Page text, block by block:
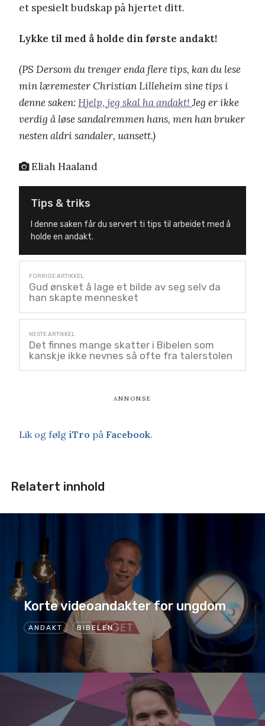
et spesielt budskap på hjertet ditt.
Lykke til med å holde din første andakt!
(PS Dersom du trenger enda flere tips, kan du lese
min læremester Christian Lilleheim sine tips i
denne saken: Hjelp, jeg skal ha andakt!Jeg er ikke
verdig å løse sandalremmen hans, men han bruker
nesten aldri sandaler, uansett.)
Eliah Haaland
Tips & triks
I denne saken får du servert ti tips til arbeidet med å
holde en andakt.
Gud ønsket å lage et bilde av seg selv da
han skapte mennesket
Det finnes mange skatter i Bibelen som
kanskje ikke nevnes så ofte fra talerstolen
Lik og følg iTro på Facebook.
Relatert innhold
ANDAKT BIBELEN
Korte videoandakter for ungdom